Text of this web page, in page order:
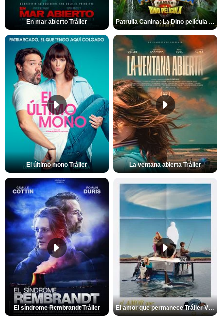
En mar abierto Tráiler Patrulla Canina: La Dino película Tráiler VO
El último mono Tráiler La ventana abierta Tráiler
El síndrome Rembrandt Tráiler El amor que permanece Tráiler VOSE